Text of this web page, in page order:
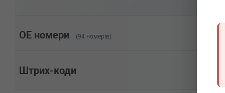
VECTRA A Наклонная задняя часть
1.8 S 88 л.с. (1988-1989) 88 л.с. (1988-09-01-1989-
VECTRA A Наклонная задняя часть
OE номери (94 номерів)
Штрих-коди